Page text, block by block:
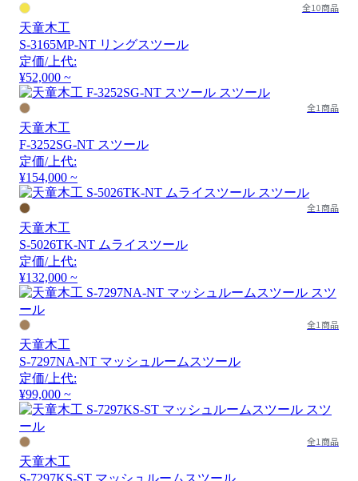
全10商品
天童木工
S-3165MP-NT リングスツール
定価/上代:
¥52,000 ~
全1商品
天童木工
F-3252SG-NT スツール
定価/上代:
¥154,000 ~
全1商品
天童木工
S-5026TK-NT ムライスツール
定価/上代:
¥132,000 ~
全1商品
天童木工
S-7297NA-NT マッシュルームスツール
定価/上代:
¥99,000 ~
全1商品
天童木工
S-7297KS-ST マッシュルームスツール